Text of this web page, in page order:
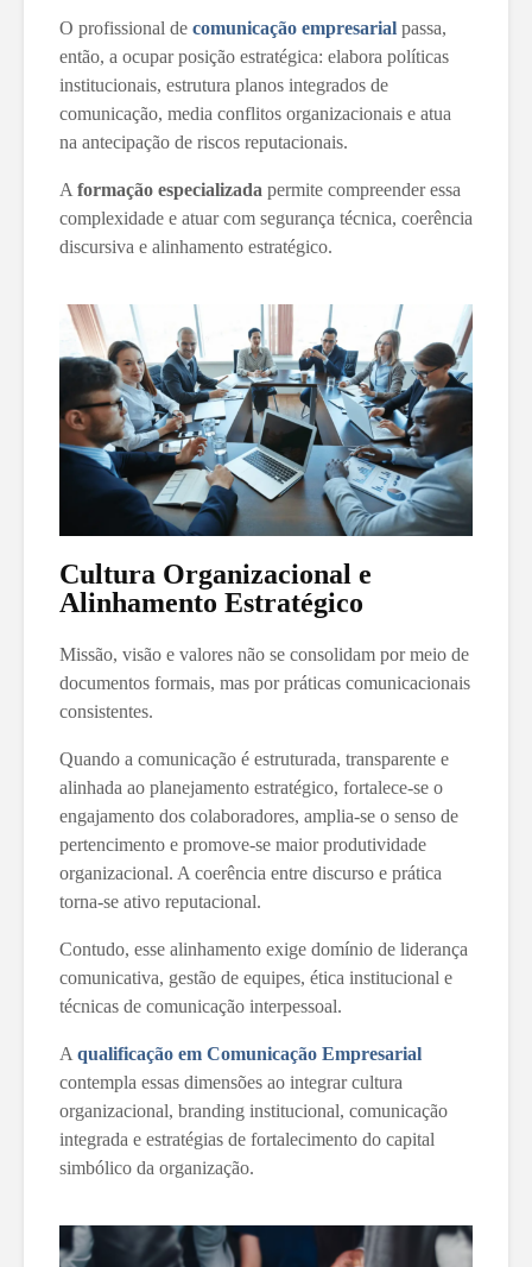
O profissional de comunicação empresarial passa,
então, a ocupar posição estratégica: elabora políticas
institucionais, estrutura planos integrados de
comunicação, media conflitos organizacionais e atua
na antecipação de riscos reputacionais.
A formação especializada permite compreender essa
complexidade e atuar com segurança técnica, coerência
discursiva e alinhamento estratégico.
Cultura Organizacional e
Alinhamento Estratégico
Missão, visão e valores não se consolidam por meio de
documentos formais, mas por práticas comunicacionais
consistentes.
Quando a comunicação é estruturada, transparente e
alinhada ao planejamento estratégico, fortalece-se o
engajamento dos colaboradores, amplia-se o senso de
pertencimento e promove-se maior produtividade
organizacional. A coerência entre discurso e prática
torna-se ativo reputacional.
Contudo, esse alinhamento exige domínio de liderança
comunicativa, gestão de equipes, ética institucional e
técnicas de comunicação interpessoal.
A qualificação em Comunicação Empresarial
contempla essas dimensões ao integrar cultura
organizacional, branding institucional, comunicação
integrada e estratégias de fortalecimento do capital
simbólico da organização.